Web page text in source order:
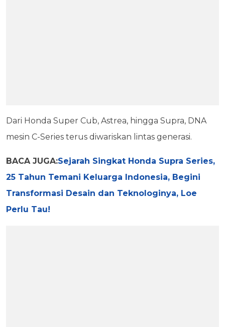
Dari Honda Super Cub, Astrea, hingga Supra, DNA
mesin C-Series terus diwariskan lintas generasi.
BACA JUGA:Sejarah Singkat Honda Supra Series,
25 Tahun Temani Keluarga Indonesia, Begini
Transformasi Desain dan Teknologinya, Loe
Perlu Tau!